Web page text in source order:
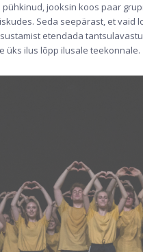
jooksin koos paar
Seda seepärast, et vaid
etendada
üks ilus lõpp ilusale teekonnale.